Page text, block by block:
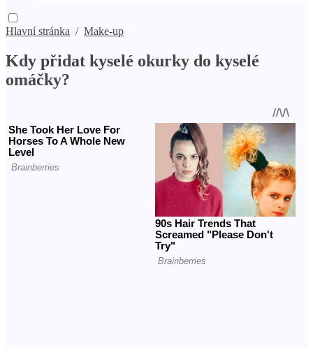
Hlavní stránka / Make-up
Kdy přidat kyselé okurky do kyselé
omáčky?